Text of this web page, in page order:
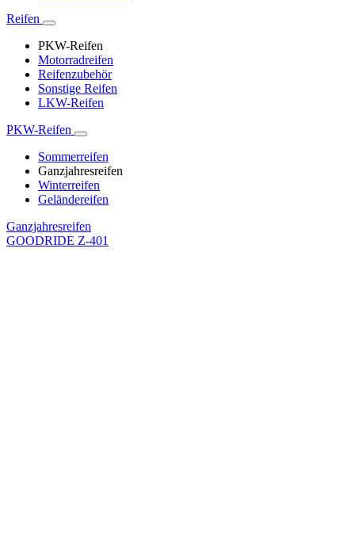
Reifen
PKW-Reifen
Motorradreifen
Reifenzubehör
Sonstige Reifen
LKW-Reifen
PKW-Reifen
Sommerreifen
Ganzjahresreifen
Winterreifen
Geländereifen
Ganzjahresreifen
GOODRIDE Z-401